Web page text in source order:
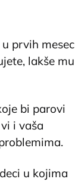
prvih mesec
lakše mu
bi parovi
i vaša
u kojima